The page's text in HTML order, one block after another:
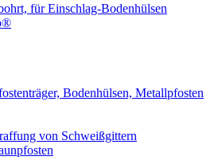
für Einschlag-Bodenhülsen
Bodenhülsen, Metallpfosten
von Schweißgittern